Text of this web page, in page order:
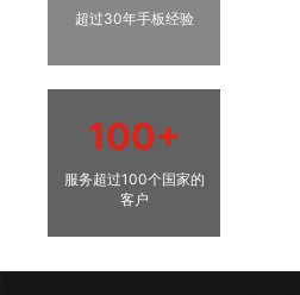
超过30年手板经验
100+
服务超过100个国家的
客户